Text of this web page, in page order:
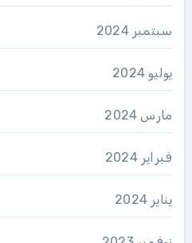
سبتمبر 2024
يوليو 2024
مارس 2024
فبراير 2024
يناير 2024